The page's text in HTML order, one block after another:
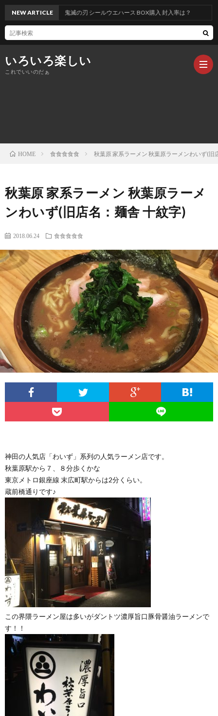
いろいろ楽しい
これでいいのだぁ
事
NEW ARTICLE鬼滅の刃 シールウエハース BOX購入 封入率は？
HOME 食食食食食 秋葉原 家系ラーメン 秋葉原ラーメンわいず(旧
秋葉原 家系ラーメン 秋葉原ラーメ
ンわいず(旧店名：麺舎 十紋字)
2018.06.24 食食食食食
神田の人気店「わいず」系列の人気ラーメン店です。
秋葉原駅から７、８分歩くかな
東京メトロ銀座線 末広町駅からは2分くらい。
蔵前橋通りです♪
この界隈ラーメン屋は多いがダントツ濃厚旨口豚骨醤油ラーメンで
す！！